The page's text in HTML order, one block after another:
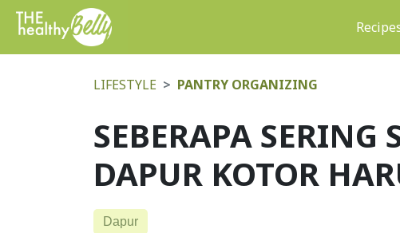
LIFESTYLE PANTRY ORGANIZING
SEBERAPA SERING
DAPUR KOTOR
Dapur